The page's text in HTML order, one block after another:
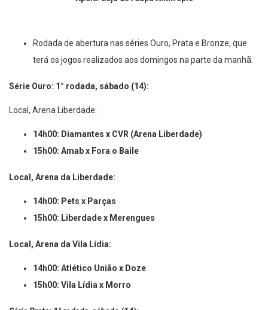
Apoio: Loja de roupa Anthropic
Rodada de abertura nas séries Ouro, Prata e Bronze, que
terá os jogos realizados aos domingos na parte da manhã:
Série Ouro: 1° rodada, sábado (14):
Local, Arena Liberdade:
14h00: Diamantes x CVR (Arena Liberdade)
15h00: Amab x Fora o Baile
Local, Arena da Liberdade:
14h00: Pets x Parças
15h00: Liberdade x Merengues
Local, Arena da Vila Lídia:
14h00: Atlético União x Doze
15h00: Vila Lídia x Morro